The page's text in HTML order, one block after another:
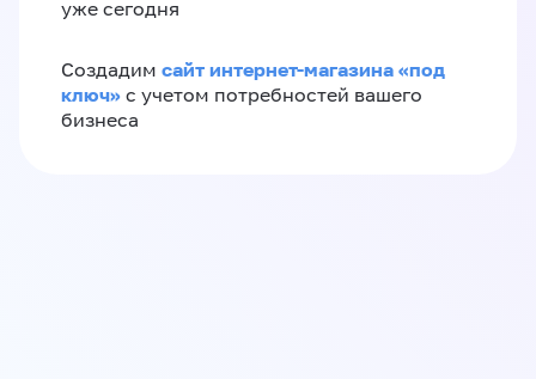
уже сегодня
Создадим сайт интернет-магазина «под
ключ» с учетом потребностей вашего
бизнеса